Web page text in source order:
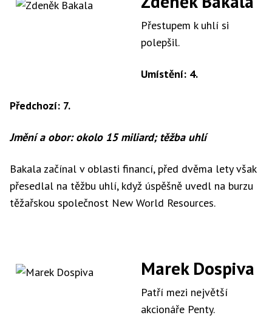
Přestupem k uhlí si
polepšil.
Umístění: 4.
Předchozí: 7.
Jmění a obor: okolo 15 miliard; těžba uhlí
Bakala začínal v oblasti financí, před dvěma lety však
přesedlal na těžbu uhlí, když úspěšně uvedl na burzu
těžařskou společnost New World Resources.
Marek Dospiva
Patří mezi největší
akcionáře Penty.